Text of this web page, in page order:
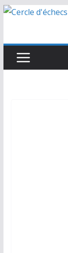
Passer